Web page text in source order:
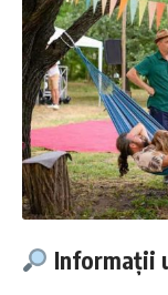
Informații